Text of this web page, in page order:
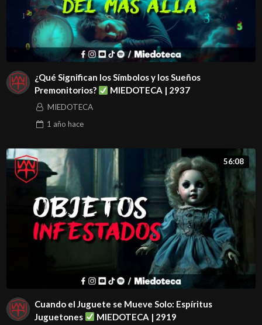
¿Qué Significan los Símbolos y los Sueños
Premonitorios?
MIEDOTECA | 2937
MIEDOTECA
1 año hace
56:08
Cuando el Juguete se Mueve Solo: Espíritus
Juguetones
MIEDOTECA | 2919